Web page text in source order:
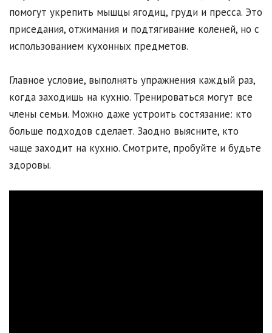
помогут укрепить мышцы ягодиц, груди и пресса. Это
приседания, отжимания и подтягивание коленей, но с
использованием кухонных предметов.
Главное условие, выполнять упражнения каждый раз,
когда заходишь на кухню. Тренироваться могут все
члены семьи. Можно даже устроить состязание: кто
больше подходов сделает. Заодно выясните, кто
чаще заходит на кухню. Смотрите, пробуйте и будьте
здоровы.